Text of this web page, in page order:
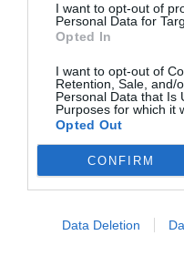
I want to opt-out of
Personal Data for
Opted In
I want to opt-out of
Retention, Sale, and/
Personal Data that Is
Purposes for which it
Opted Out
CONFIRM
Data Deletion
Political